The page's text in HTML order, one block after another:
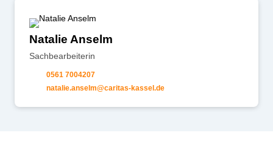
Natalie Anselm
Sachbearbeiterin
0561 7004207
n t ns lm c r t s-k ss d